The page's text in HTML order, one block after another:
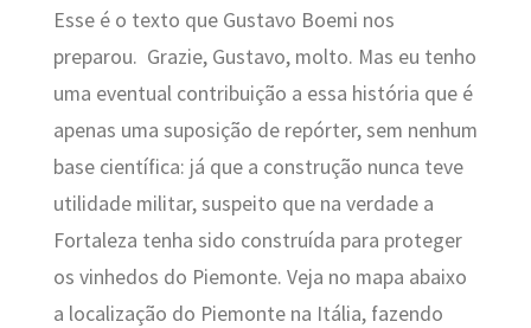
Esse é o texto que Gustavo Boemi nos
preparou. Grazie, Gustavo, molto. Mas eu tenho
uma eventual contribuição a essa história que é
apenas uma suposição de repórter, sem nenhum
base científica: já que a construção nunca teve
utilidade militar, suspeito que na verdade a
Fortaleza tenha sido construída para proteger
os vinhedos do Piemonte. Veja no mapa abaixo
a localização do Piemonte na Itália, fazendo